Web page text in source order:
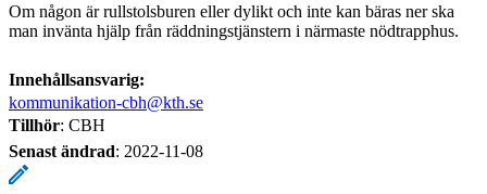
Om någon är rullstolsburen eller dylikt och inte kan bäras ner ska
man invänta hjälp från räddningstjänstern i närmaste nödtrapphus.
Innehållsansvarig:
kommunikation-cbh@kth.se
Tillhör: CBH
Senast ändrad: 2022-11-08